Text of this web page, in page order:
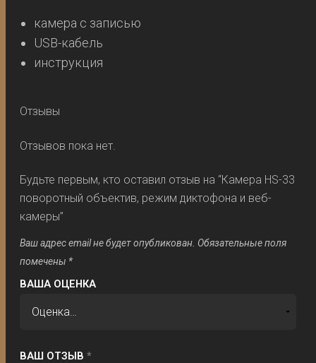
камера с записью
USB-кабель
инструкция
Отзывы
Отзывов пока нет.
Будьте первым, кто оставил отзыв на “Камера HS-33
поворотный объектив, режим диктофона и веб-
камеры”
Ваш адрес email не будет опубликован. Обязательные поля
помечены *
ВАША ОЦЕНКА
ВАШ ОТЗЫВ*